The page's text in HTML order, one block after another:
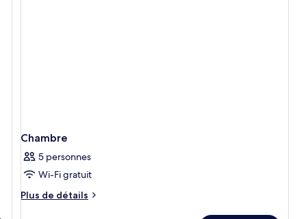
Chambre
5 personnes
Wi-Fi gratuit
Plus de détails
Plus